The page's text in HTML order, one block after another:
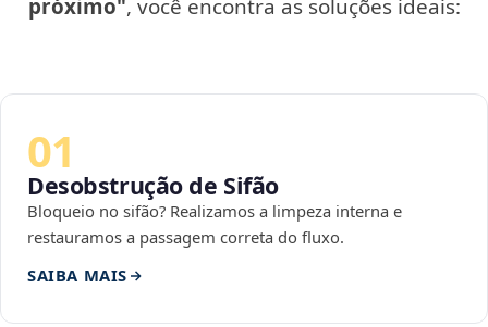
próximo", você encontra as soluções ideais:
01
Desobstrução de Sifão
Bloqueio no sifão? Realizamos a limpeza interna e
restauramos a passagem correta do fluxo.
SAIBA MAIS